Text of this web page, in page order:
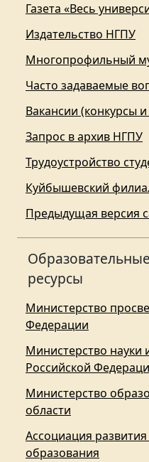
Газета «Весь
Издательство НГПУ
Многопрофильный
Часто задаваемые
Вакансии (конкурсы
Запрос в архив НГПУ
Трудоустройство
Куйбышевский
Предыдущая версия
ресурсы
Министерство
Федерации
Министерство науки
Российской
Министерство
области
Ассоциация развития
образования